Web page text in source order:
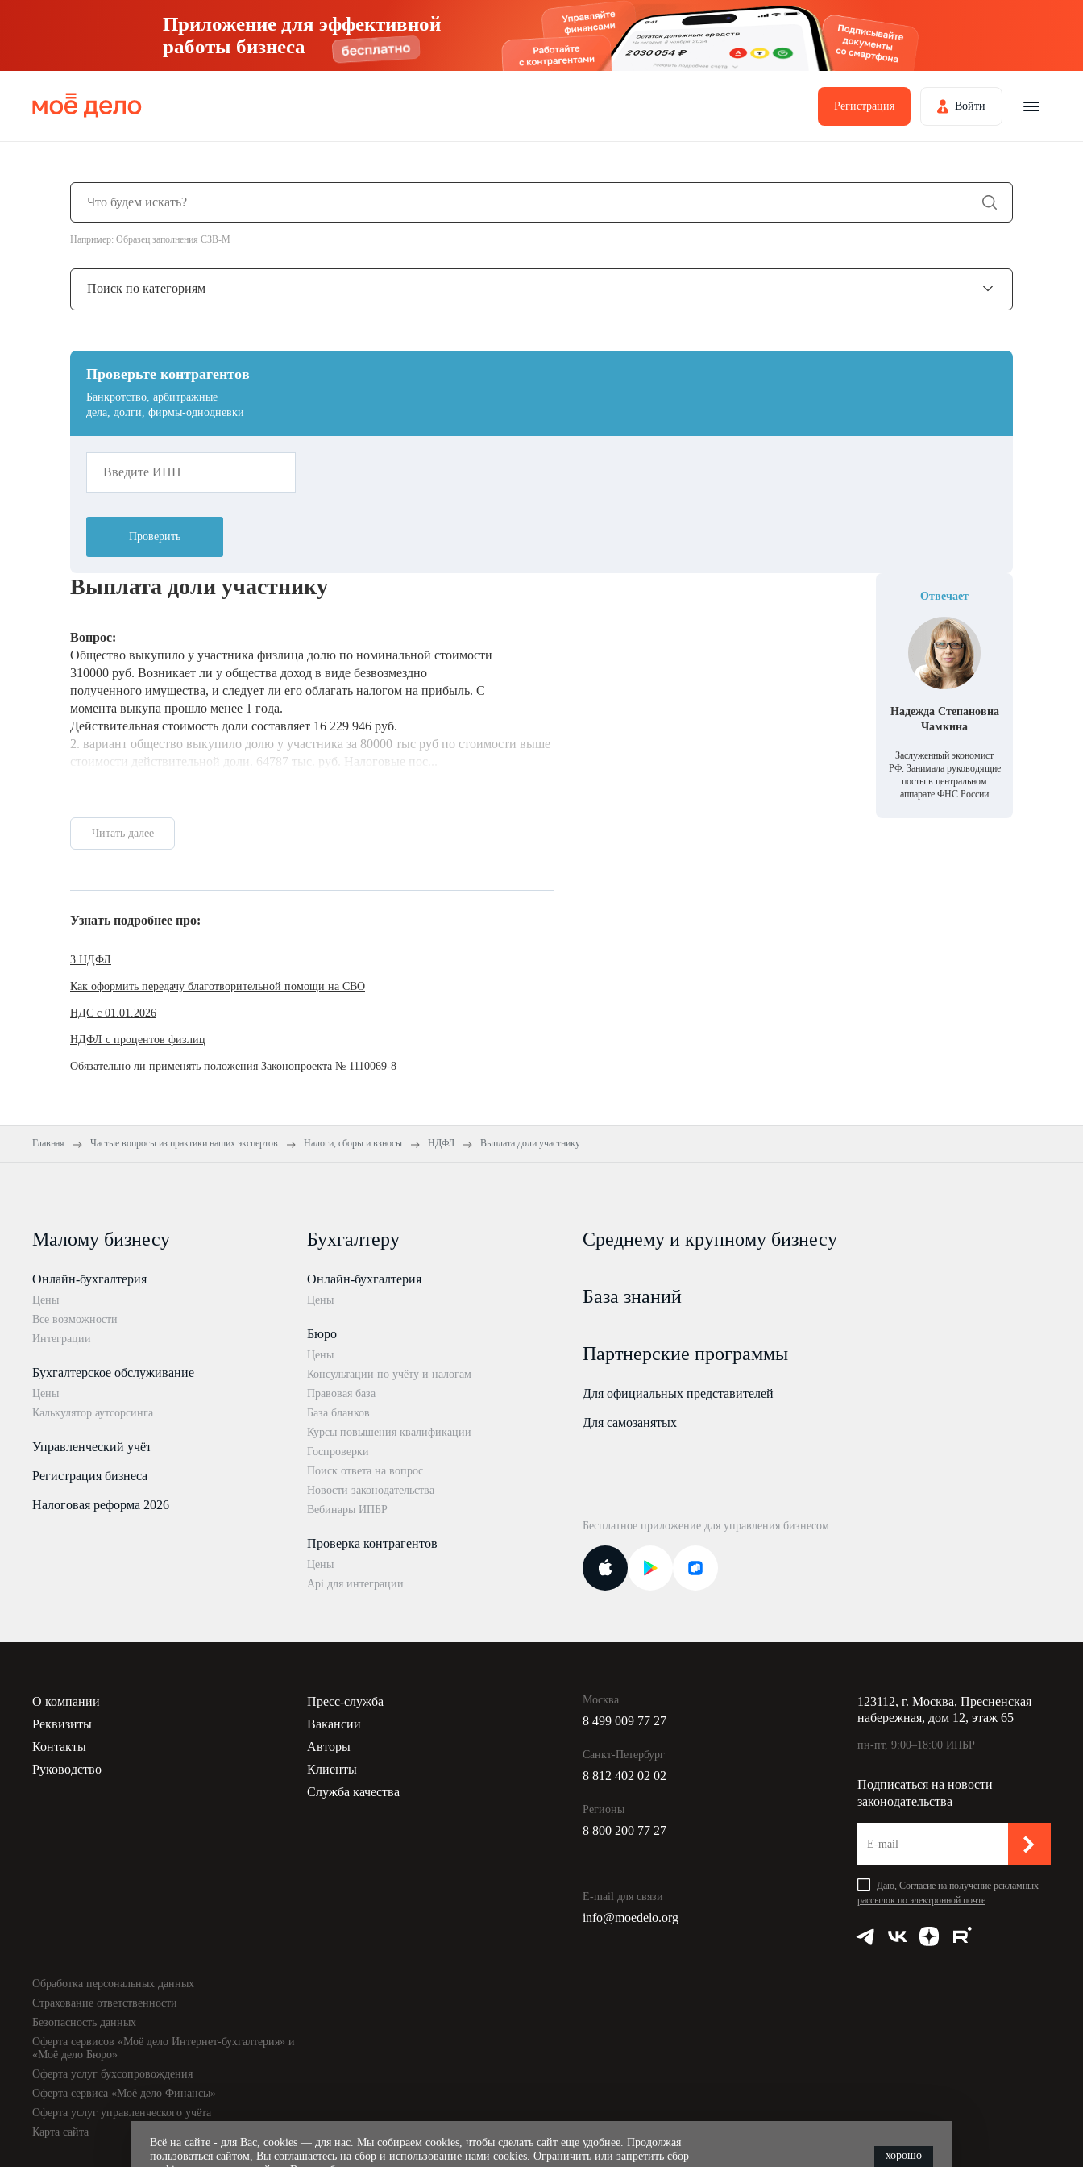
Приложение для эффективной
работы бизнеса
Регистрация Войти
Например: Образец заполнения СЗВ-М
Поиск по категориям
Проверьте контрагентов
Банкротство, арбитражные
дела, долги, фирмы-однодневки
Проверить
Выплата доли участнику
Вопрос:
Общество выкупило у участника физлица долю по номинальной стоимости
310000 руб. Возникает ли у общества доход в виде безвозмездно
полученного имущества, и следует ли его облагать налогом на прибыль. С
момента выкупа прошло менее 1 года.
Действительная стоимость доли составляет 16 229 946 руб.
2. вариант общество выкупило долю у участника за 80000 тыс руб по стоимости выше
стоимости действительной доли. 64787 тыс. руб. Налоговые пос...
Читать далее
Узнать подробнее про:
3 НДФЛ
Как оформить передачу благотворительной помощи на СВО
НДС с 01.01.2026
НДФЛ с процентов физлиц
Обязательно ли применять положения Законопроекта № 1110069-8
Отвечает
Надежда Степановна
Чамкина
Заслуженный экономист
РФ. Занимала руководящие
посты в центральном
аппарате ФНС России
Главная Частые вопросы из практики наших экспертов Налоги, сборы и взносы НДФЛ Выплата доли участнику
Малому бизнесу
Онлайн-бухгалтерия
Цены
Все возможности
Интеграции
Бухгалтерское обслуживание
Цены
Калькулятор аутсорсинга
Управленческий учёт
Регистрация бизнеса
Налоговая реформа 2026
Бухгалтеру
Онлайн-бухгалтерия
Цены
Бюро
Цены
Консультации по учёту и налогам
Правовая база
База бланков
Курсы повышения квалификации
Госпроверки
Поиск ответа на вопрос
Новости законодательства
Вебинары ИПБР
Проверка контрагентов
Цены
Api для интеграции
Среднему и крупному бизнесу
База знаний
Партнерские программы
Для официальных представителей
Для самозанятых
Бесплатное приложение для управления бизнесом
О компании
Реквизиты
Контакты
Руководство
Пресс-служба
Вакансии
Авторы
Клиенты
Служба качества
Москва
8 499 009 77 27
Санкт-Петербург
8 812 402 02 02
Регионы
8 800 200 77 27
E-mail для связи
info@moedelo.org
123112, г. Москва, Пресненская
набережная, дом 12, этаж 65
пн-пт, 9:00–18:00 ИПБР
Подписаться на новости
законодательства
Даю, Согласие на получение рекламных
рассылок по электронной почте
Обработка персональных данных
Страхование ответственности
Безопасность данных
Оферта сервисов «Моё дело Интернет-бухгалтерия» и
«Моё дело Бюро»
Оферта услуг бухсопровождения
Оферта сервиса «Моё дело Финансы»
Оферта услуг управленческого учёта
Карта сайта
Всё на сайте - для Вас, cookies — для нас. Мы собираем cookies, чтобы сделать сайт еще удобнее. Продолжая
пользоваться сайтом, Вы соглашаетесь на сбор и использование нами cookies. Ограничить или запретить сбор
хорошо